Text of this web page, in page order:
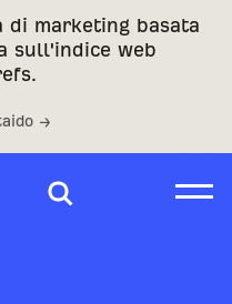
di marketing basata
sull'indice web
→